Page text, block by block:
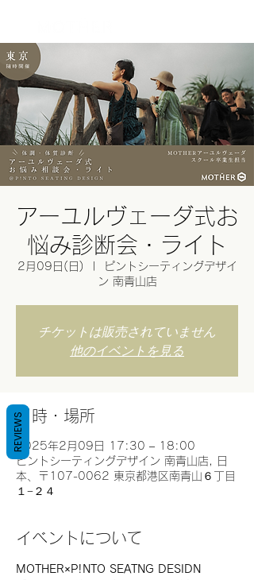
アーユルヴェーダ式お
悩み診断会・ライト
2月09日(日)
ピントシーティングデザイ
ン 南青山店
チケットは販売されていません
他のイベントを見る
日時・場所
2025年2月09日 17:30 – 18:00
ピントシーティングデザイン 南青山店, 日
本、〒107-0062 東京都港区南青山６丁目
１−２４
イベントについて
MOTHER×P!NTO SEATNG DESIDN
REVIEWS